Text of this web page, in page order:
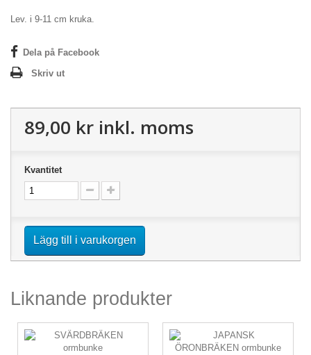
Lev. i 9-11 cm kruka.
Dela på Facebook
Skriv ut
89,00 kr inkl. moms
Kvantitet
Lägg till i varukorgen
Liknande produkter